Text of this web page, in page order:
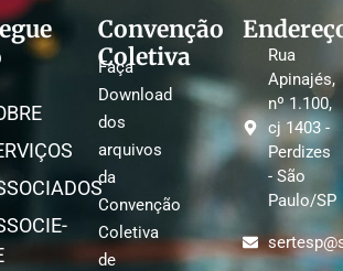
Convenção
Coletiva
Faça
Download
dos
arquivos
da
Convenção
Coletiva
de
Rua
Apinajés,
nº 1.100,
cj 1403 -
Perdizes
- São
Paulo/SP